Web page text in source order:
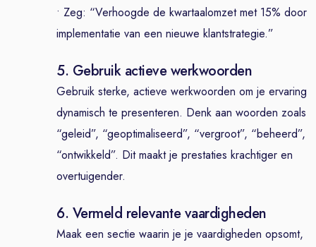
• Zeg: “Verhoogde de kwartaalomzet met 15% door
implementatie van een nieuwe klantstrategie.”
5. Gebruik actieve werkwoorden
Gebruik sterke, actieve werkwoorden om je ervaring
dynamisch te presenteren. Denk aan woorden zoals
“geleid”, “geoptimaliseerd”, “vergroot”, “beheerd”,
“ontwikkeld”. Dit maakt je prestaties krachtiger en
overtuigender.
6. Vermeld relevante vaardigheden
Maak een sectie waarin je je vaardigheden opsomt,